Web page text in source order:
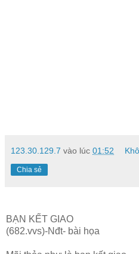
123.30.129.7 vào lúc 01:52
Chia sẻ
BẠN KẾT GIAO
(682.vvs)-Nđt- bài họa